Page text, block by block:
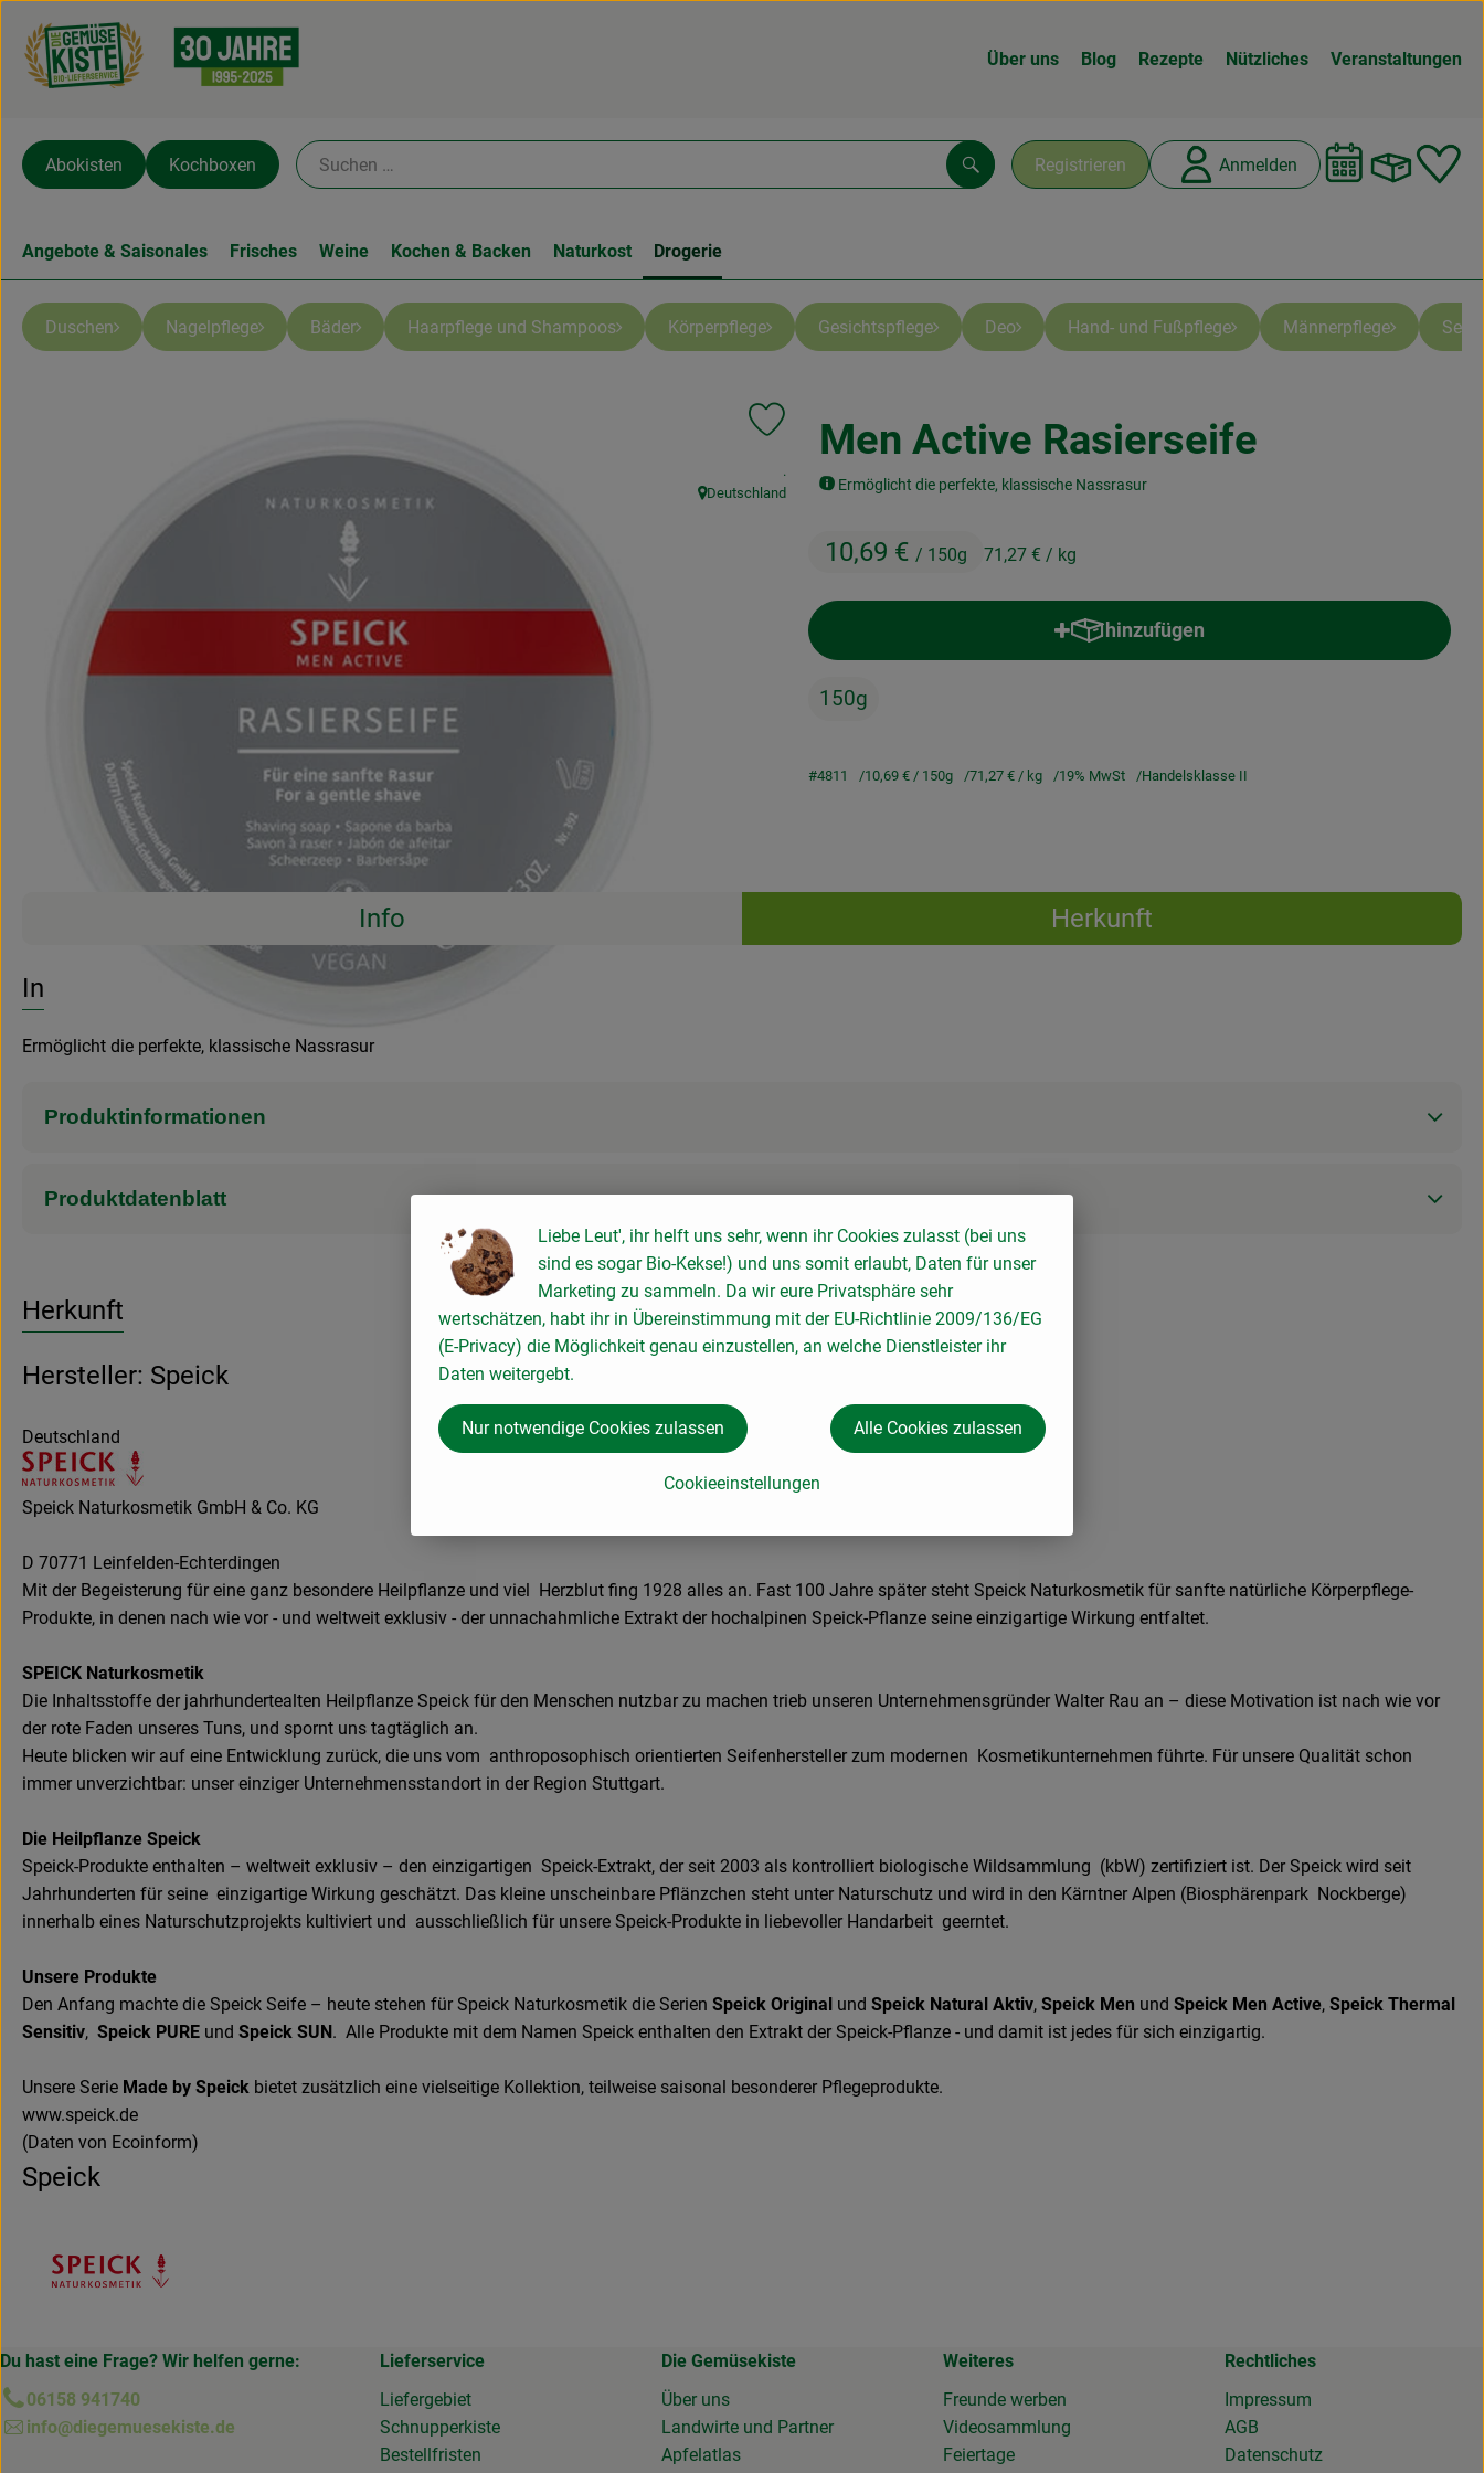
Über uns Blog Rezepte Nützliches Veranstaltungen
Registrieren Anmelden
Suchen
Abokisten Kochboxen
Angebote & Saisonales Frisches Weine Kochen & Backen Naturkost Drogerie
Duschen Nagelpflege Bäder Haarpflege und Shampoos Körperpflege Gesichtspflege Deo Hand- und Fußpflege Männerpflege
Men Active Rasierseife
Ermöglicht die perfekte, klassische Nassrasur
10,69 € / 150g 71,27 € / kg
Produkt zu Favouriten hinzufügen
, Kontrollstelle:
.
, Herkunft:
Deutschland
hinzufügen
Produkt zum Warenkorb hinzufügen
150g
#4811 10,69 € / 150g 71,27 € / kg 19% MwSt Handelsklasse II
Rezepte
Info
Herkunft
Entdecke passende RezepteEs wurden keine passenden Rezepte gefunden.
Info
Ermöglicht die perfekte, klassische Nassrasur
Produktinformationen
Produktdatenblatt
Herkunft
Hersteller: Speick
Deutschland
Speick Naturkosmetik GmbH & Co. KG
D 70771 Leinfelden-Echterdingen
Mit der Begeisterung für eine ganz besondere Heilpflanze und viel Herzblut fing 1928 alles an. Fast 100 Jahre später steht Speick Naturkosmetik für sanfte natürliche Körperpflege-
Produkte, in denen nach wie vor - und weltweit exklusiv - der unnachahmliche Extrakt der hochalpinen Speick-Pflanze seine einzigartige Wirkung entfaltet.
SPEICK Naturkosmetik
Die Inhaltsstoffe der jahrhundertealten Heilpflanze Speick für den Menschen nutzbar zu machen trieb unseren Unternehmensgründer Walter Rau an – diese Motivation ist nach wie vor
der rote Faden unseres Tuns, und spornt uns tagtäglich an.
Heute blicken wir auf eine Entwicklung zurück, die uns vom anthroposophisch orientierten Seifenhersteller zum modernen Kosmetikunternehmen führte. Für unsere Qualität schon
immer unverzichtbar: unser einziger Unternehmensstandort in der Region Stuttgart.
Die Heilpflanze Speick
Speick-Produkte enthalten – weltweit exklusiv – den einzigartigen Speick-Extrakt, der seit 2003 als kontrolliert biologische Wildsammlung (kbW) zertifiziert ist. Der Speick wird seit
Jahrhunderten für seine einzigartige Wirkung geschätzt. Das kleine unscheinbare Pflänzchen steht unter Naturschutz und wird in den Kärntner Alpen (Biosphärenpark Nockberge)
innerhalb eines Naturschutzprojekts kultiviert und ausschließlich für unsere Speick-Produkte in liebevoller Handarbeit geerntet.
Unsere Produkte
Den Anfang machte die Speick Seife – heute stehen für Speick Naturkosmetik die Serien Speick Original und Speick Natural Aktiv, Speick Men und Speick Men Active, Speick Thermal
Sensitiv, Speick PURE und Speick SUN. Alle Produkte mit dem Namen Speick enthalten den Extrakt der Speick-Pflanze - und damit ist jedes für sich einzigartig.
Unsere Serie Made by Speick bietet zusätzlich eine vielseitige Kollektion, teilweise saisonal besonderer Pflegeprodukte.
www.speick.de
(Daten von Ecoinform)
Speick
Du hast eine Frage? Wir helfen gerne:
06158 941740
info@diegemuesekiste.de
Lieferservice
Liefergebiet
Schnupperkiste
Bestellfristen
Die Gemüsekiste
Über uns
Landwirte und Partner
Apfelatlas
Weiteres
Freunde werben
Videosammlung
Feiertage
Rechtliches
Impressum
AGB
Datenschutz
Liebe Leut', ihr helft uns sehr, wenn ihr Cookies zulasst (bei uns
sind es sogar Bio-Kekse!) und uns somit erlaubt, Daten für unser
Marketing zu sammeln. Da wir eure Privatsphäre sehr
wertschätzen, habt ihr in Übereinstimmung mit der EU-Richtlinie 2009/136/EG
(E-Privacy) die Möglichkeit genau einzustellen, an welche Dienstleister ihr
Daten weitergebt.
Cookieeinstellungen
Nur notwendige Cookies zulassen Alle Cookies zulassen